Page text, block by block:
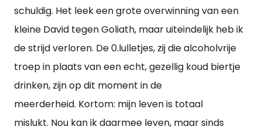
schuldig. Het leek een grote overwinning van een
kleine David tegen Goliath, maar uiteindelijk heb ik
de strijd verloren. De 0.lulletjes, zij die alcoholvrije
troep in plaats van een echt, gezellig koud biertje
drinken, zijn op dit moment in de
meerderheid. Kortom: mijn leven is totaal
mislukt. Nou kan ik daarmee leven, maar sinds